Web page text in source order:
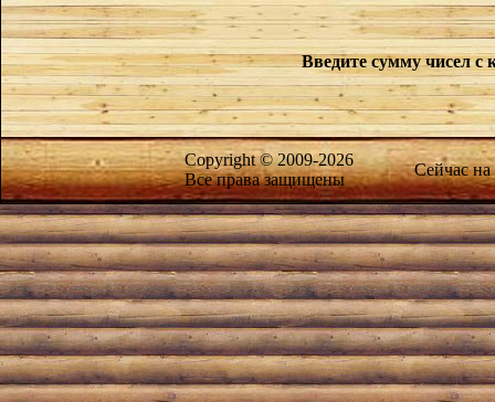
Введите сумму чисел с
Copyright © 2009-2026
Все права защищены
Сейчас